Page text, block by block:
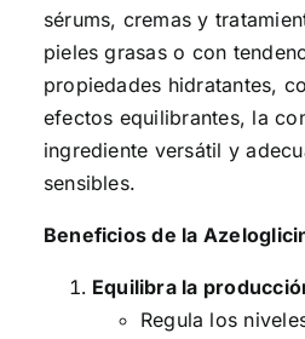
sérums, cremas y
pieles grasas o con
propiedades hidratantes,
efectos equilibrantes, la
ingrediente versátil y
sensibles.
Beneficios de la
Equilibra la
Regula los